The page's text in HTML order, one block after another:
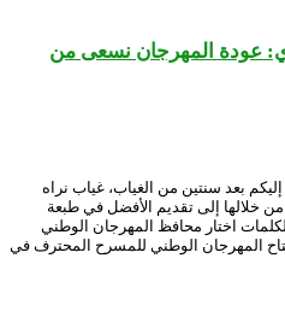
عودة المهرجان نسعى من
بعد سنتين من الغياب، غياب نراه
خلالها إلى تقديم الأفضل في طبعة
اختار محافظ المهرجان الوطني
المهرجان الوطني للمسرح المحترف في